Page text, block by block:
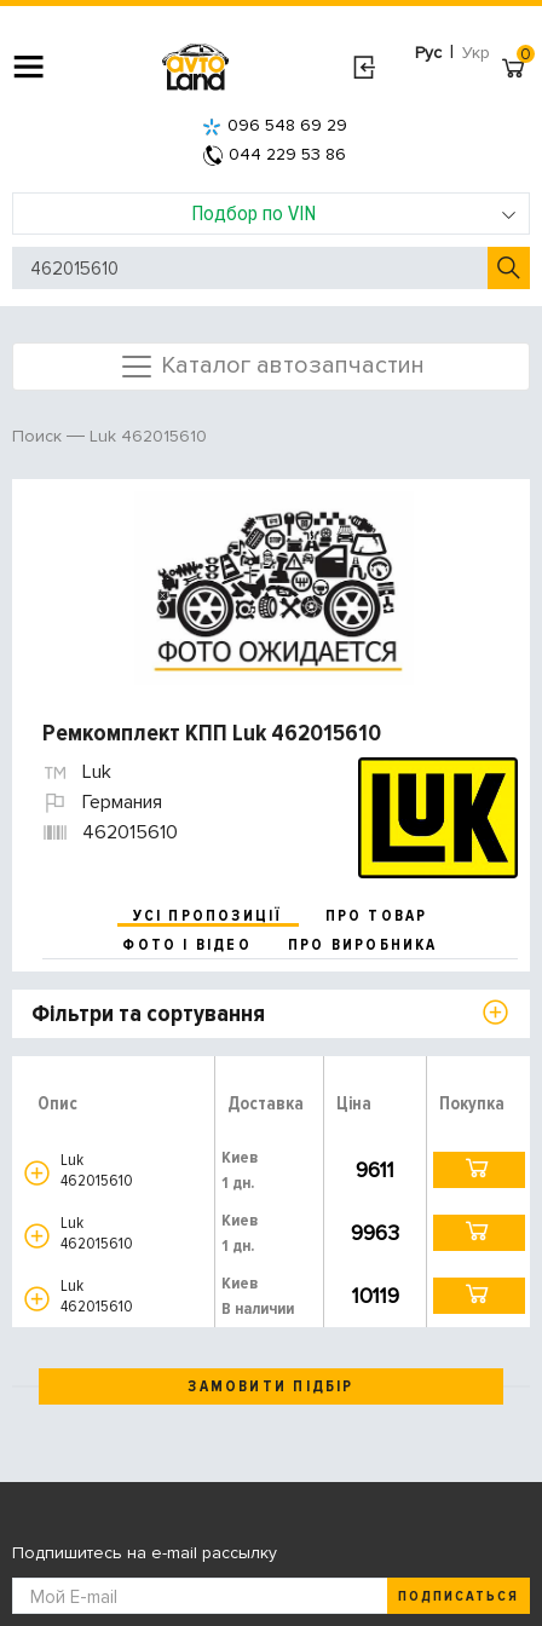
Рус | Укр
Подбор по VIN
096 548 69 29
044 229 53 86
0
Каталог автозапчастин
Поиск Luk 462015610
Ремкомплект КПП Luk 462015610
Luk
Германия
462015610
УСІ ПРОПОЗИЦІЇ
ПРО ТОВАР
ФОТО І ВІДЕО
ПРО ВИРОБНИКА
Фільтри та сортування
Опис Доставка Ціна Покупка
Luk
462015610
Киев
1 дн.
9611
Luk
462015610
Киев
1 дн.
9963
Luk
462015610
Киев
В наличии
10119
ЗАМОВИТИ ПІДБІР
Подпишитесь на e-mail рассылку
ПОДПИСАТЬСЯ